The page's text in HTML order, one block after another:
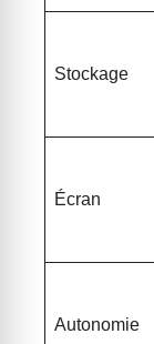
Stockage
Écran
Autonomie